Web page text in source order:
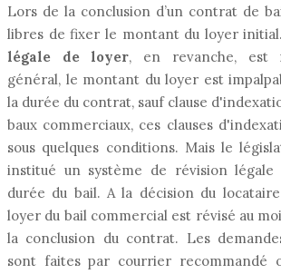
Lors de la conclusion d’un contrat de
libres de fixer le montant du loyer initial.
légale de loyer, en revanche, est
général, le montant du loyer est
la durée du contrat, sauf clause
baux commerciaux, ces clauses
sous quelques conditions. Mais le
institué un système de révision
durée du bail. A la décision du
loyer du bail commercial est révisé au
la conclusion du contrat. Les
sont faites par courrier recommandé